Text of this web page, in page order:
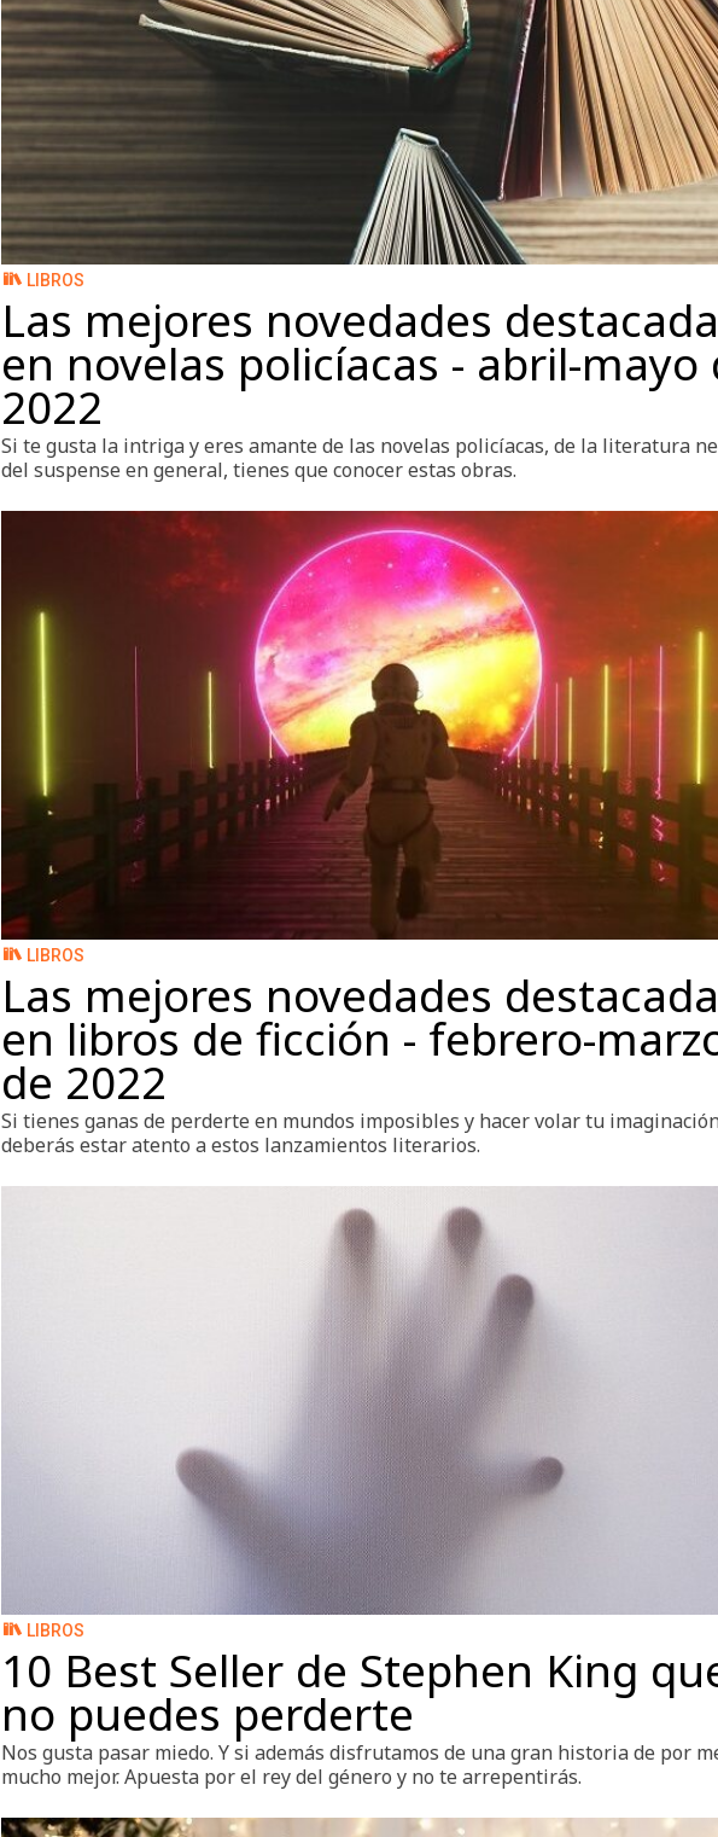
LIBROS
Las mejores novedades
en novelas policíacas - abril-mayo
2022
Si te gusta la intriga y eres amante de las novelas policíacas, de la literatura
del suspense en general, tienes que conocer estas obras.
LIBROS
Las mejores novedades
en libros de ficción - febrero-
de 2022
Si tienes ganas de perderte en mundos imposibles y hacer volar tu
deberás estar atento a estos lanzamientos literarios.
LIBROS
10 Best Seller de Stephen King
no puedes perderte
Nos gusta pasar miedo. Y si además disfrutamos de una gran historia de por
mucho mejor. Apuesta por el rey del género y no te arrepentirás.